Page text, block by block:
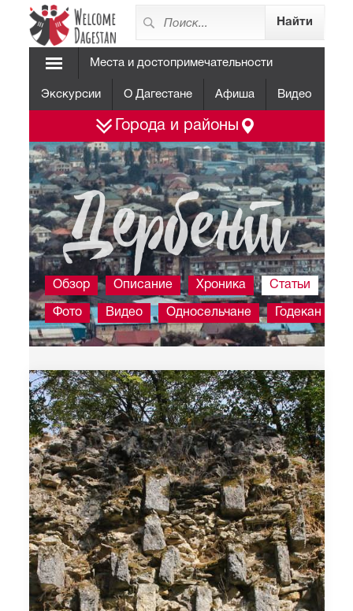
Места и достопримечательности
Экскурсии О Дагестане Афиша Видео
Города и районы
Дербент
Обзор Описание Хроника Статьи
Фото Видео Односельчане Годекан